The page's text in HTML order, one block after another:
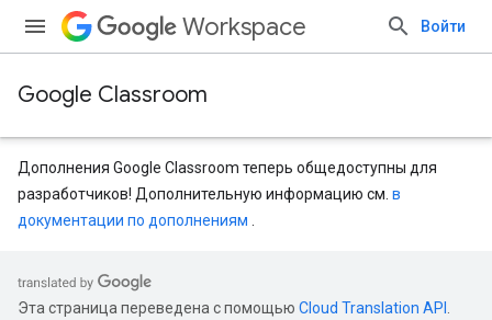
Workspace Войти
Google Classroom
Дополнения Google Classroom теперь общедоступны для
разработчиков! Дополнительную информацию см. в
документации по дополнениям
Эта страница переведена с помощью Cloud Translation API